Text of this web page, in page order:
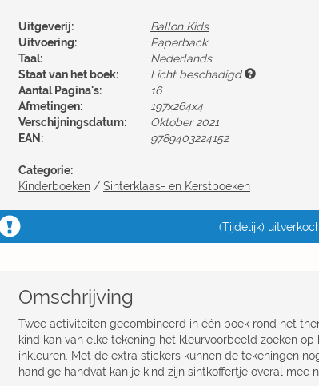
Uitgeverij:
Ballon Kids
Uitvoering:
Paperback
Taal:
Nederlands
Staat van het boek:
Licht beschadigd
Aantal Pagina's:
16
Afmetingen:
197x264x4
Verschijningsdatum:
Oktober 2021
EAN:
9789403224152
Categorie:
Kinderboeken / Sinterklaas- en Kerstboeken
(Tijdelijk)
Omschrijving
Twee activiteiten gecombineerd in één boek rond het
kind kan van elke tekening het kleurvoorbeeld zoeken
inkleuren. Met de extra stickers kunnen de tekeningen
handige handvat kan je kind zijn sintkoffertje overal mee